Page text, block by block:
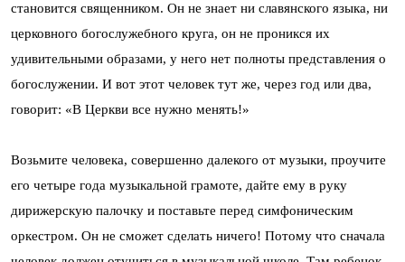
становится священником. Он не знает ни славянского языка, ни
церковного богослужебного круга, он не проникся их
удивительными образами, у него нет полноты представления о
богослужении. И вот этот человек тут же, через год или два,
говорит: «В Церкви все нужно менять!»
Возьмите человека, совершенно далекого от музыки, проучите
его четыре года музыкальной грамоте, дайте ему в руку
дирижерскую палочку и поставьте перед симфоническим
оркестром. Он не сможет сделать ничего! Потому что сначала